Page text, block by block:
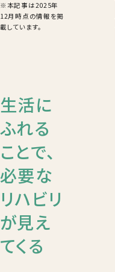
※本記事は2025年
12月時点の情報を掲
載しています。
生活に
ふれる
ことで、
必要な
リハビリ
が見え
てくる